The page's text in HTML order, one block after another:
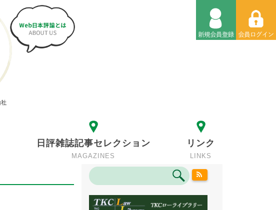
日評雑誌記事セレクション
MAGAZINES
リンク
LINKS